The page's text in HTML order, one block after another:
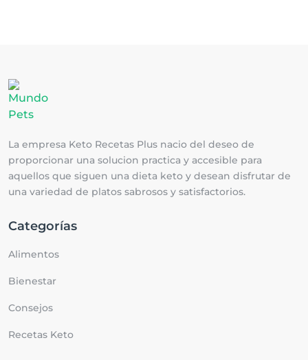
La empresa Keto Recetas Plus nacio del deseo de
proporcionar una solucion practica y accesible para
aquellos que siguen una dieta keto y desean disfrutar de
una variedad de platos sabrosos y satisfactorios.
Categorías
Alimentos
Bienestar
Consejos
Recetas Keto